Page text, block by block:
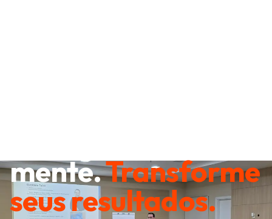
mente.Transforme
seus resultados.